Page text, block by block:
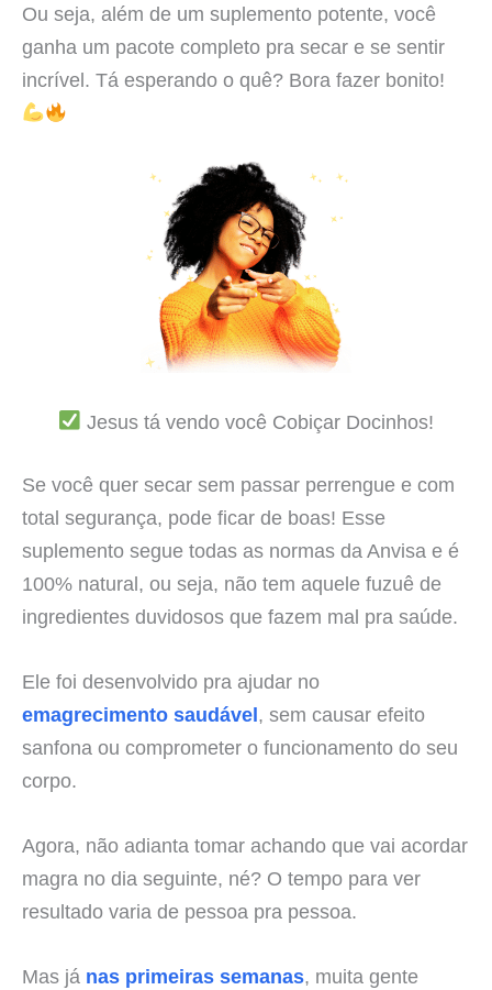
Ou seja, além de um suplemento potente, você
ganha um pacote completo pra secar e se sentir
incrível. Tá esperando o quê? Bora fazer bonito!
Jesus tá vendo você Cobiçar Docinhos!
Se você quer secar sem passar perrengue e com
total segurança, pode ficar de boas! Esse
suplemento segue todas as normas da Anvisa e é
100% natural, ou seja, não tem aquele fuzuê de
ingredientes duvidosos que fazem mal pra saúde.
Ele foi desenvolvido pra ajudar no
emagrecimento saudável, sem causar efeito
sanfona ou comprometer o funcionamento do seu
corpo.
Agora, não adianta tomar achando que vai acordar
magra no dia seguinte, né? O tempo para ver
resultado varia de pessoa pra pessoa.
Mas já nas primeiras semanas, muita gente